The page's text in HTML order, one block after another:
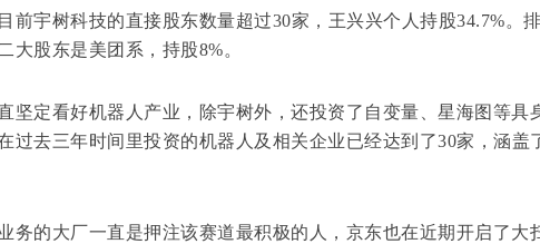
宇树科技的直接股东数量超过30家，王兴兴个人持股34.7%。
大股东是美团系，持股8%。
定看好机器人产业，除宇树外，还投资了自变量、星海图等具
过去三年时间里投资的机器人及相关企业已经达到了30家，涵盖
的大厂一直是押注该赛道最积极的人，京东也在近期开启了大